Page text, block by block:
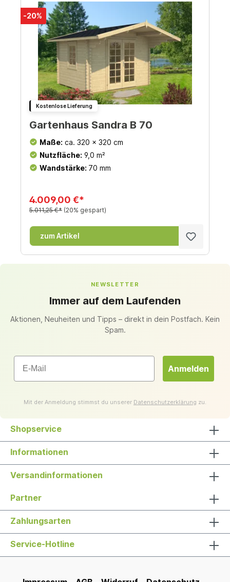
-20%
Kostenlose Lieferung
Gartenhaus Sandra B 70
Maße: ca. 320 x 320 cm
Nutzfläche: 9,0 m²
Wandstärke: 70 mm
4.009,00 €*
5.011,25 €* (20% gespart)
zum Artikel
NEWSLETTER
Immer auf dem Laufenden
Aktionen, Neuheiten und Tipps – direkt in dein Postfach. Kein
Spam.
Email
Anmelden
Mit der Anmeldung stimmst du unserer Datenschutzerklärung zu.
Shopservice
Informationen
Versandinformationen
Partner
Zahlungsarten
Service-Hotline